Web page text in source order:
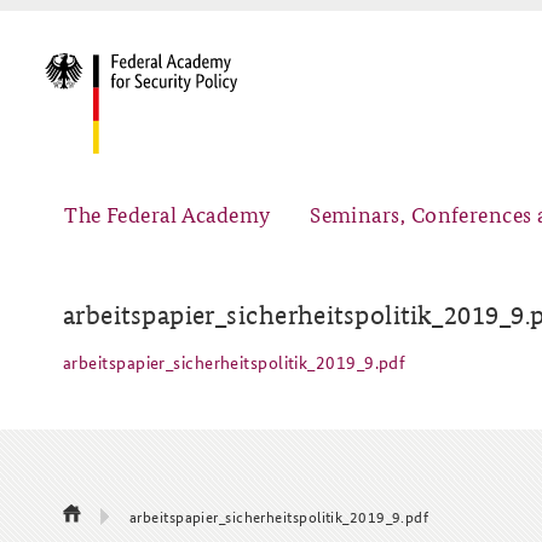
The Federal Academy
Advisory Board
Partners
Seminars, Conferences
Security Policy Course for Senior Officials
Public Events
arbeitspapier_sicherheitspolitik_2019_9.pdf
arbeitspapier_sicherheitspolitik_2019_9.pdf